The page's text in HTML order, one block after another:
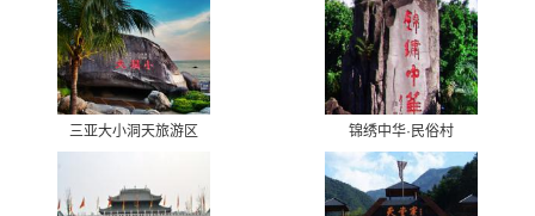
三亚大小洞天旅游区 锦绣中华·民俗村